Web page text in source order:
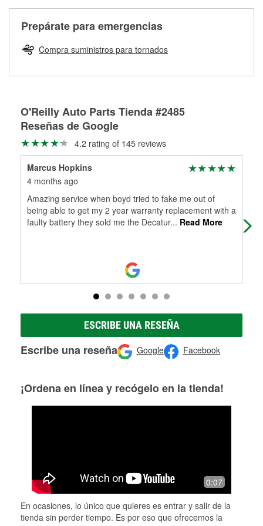
partes de reemplazo correctas para tu reparación.
Rectificación de tambores y discos de freno
Prepárate para emergencias
Compra suministros para tornados
O'Reilly Auto Parts Tienda #2485
Reseñas de Google
4.2 rating of 145 reviews
Marcus Hopkins
4 months ago
Amazing service when boyd tried to fake me out of
being able to get my 2 year warranty replacement with a
faulty battery they sold me the Decatur... Read More
the
ESCRIBE UNA RESEÑA
Escribe una reseña Google Facebook
¡Ordena en línea y recógelo en la tienda!
0:07
En ocasiones, lo único que quieres es entrar y salir de la
tienda sin perder tiempo. Es por eso que ofrecemos la